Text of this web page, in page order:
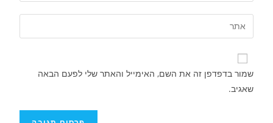
שמור בדפדפן זה את השם, האימייל והאתר שלי לפעם הבאה
שאגיב.